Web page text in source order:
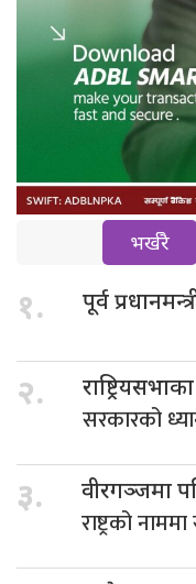
भर्खरै
१. पूर्व
२.
सरकारको
३. वीरगञ्जमा
राष्ट्रको